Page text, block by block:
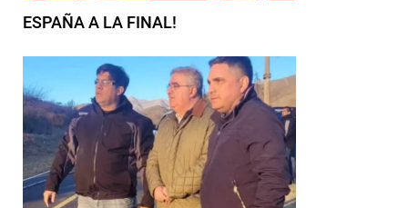
ESPAÑA A LA FINAL!